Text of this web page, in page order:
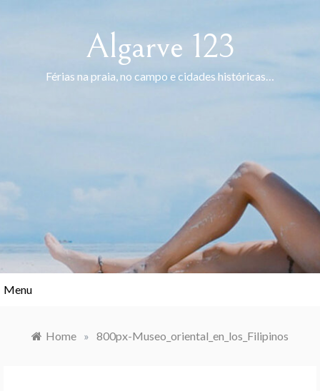
Algarve 123
Férias na praia, no campo e cidades históricas…
Menu
Home » 800px-Museo_oriental_en_los_Filipinos